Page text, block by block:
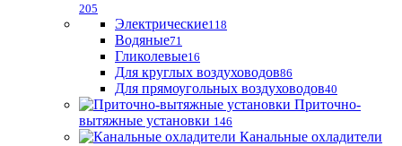
205
Электрические118
Водяные71
Гликолевые16
Для круглых воздуховодов86
Для прямоугольных воздуховодов40
Приточно-
вытяжные установки 146
Канальные охладители